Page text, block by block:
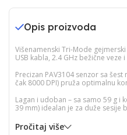
Opis proizvoda
Višenamenski Tri-Mode
USB kabla, 2.4 GHz bežične
Precizan PAV3104 senzor sa
čak 8000 DPI) pruža optimalnu
Lagan i udoban – sa samo 59 g i
39 mm) idealan je za duže sesije
Pročitaj više